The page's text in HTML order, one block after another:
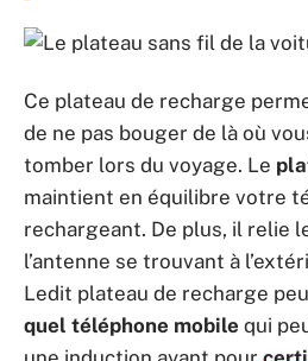
Ce plateau de recharge
de ne pas bouger de là où
tomber lors du voyage. Le
maintient en équilibre votre
rechargeant. De plus, il relie
l’antenne se trouvant à
Ledit plateau de recharge
quel téléphone mobile qui